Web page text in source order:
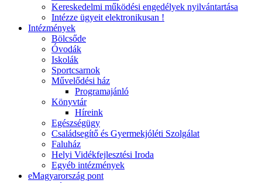
Kereskedelmi működési engedélyek nyilvántartása
Intézze ügyeit elektronikusan !
Intézmények
Bölcsőde
Óvodák
Iskolák
Sportcsarnok
Művelődési ház
Programajánló
Könyvtár
Híreink
Egészségügy
Családsegítő és Gyermekjóléti Szolgálat
Faluház
Helyi Vidékfejlesztési Iroda
Egyéb intézmények
eMagyarország pont